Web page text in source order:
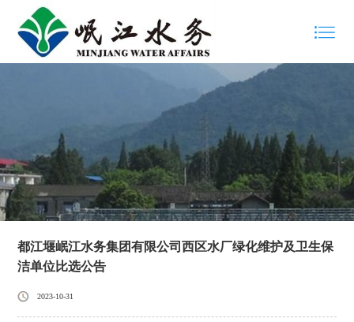
都江堰岷江水务集团有限公司西区水厂绿化维护及卫生保
洁单位比选公告
2023-10-31